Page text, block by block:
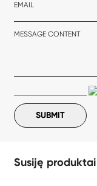
EMAIL
MESSAGE CONTENT
Susiję produktai